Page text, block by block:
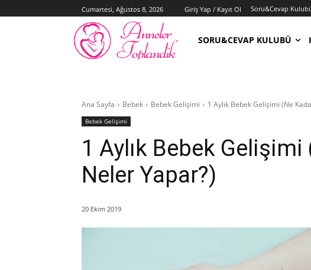
Cumartesi, Ağustos 8, 2026 Giriş Yap / Kayıt Ol Soru&Cevap
SORU&CEVAP KULUBÜ
Ana Sayfa Bebek Bebek Gelişimi 1 Aylık Bebek Gelişimi (Ne
Bebek Gelişimi
1 Aylık Bebek
Neler Yapar?)
20 Ekim 2019